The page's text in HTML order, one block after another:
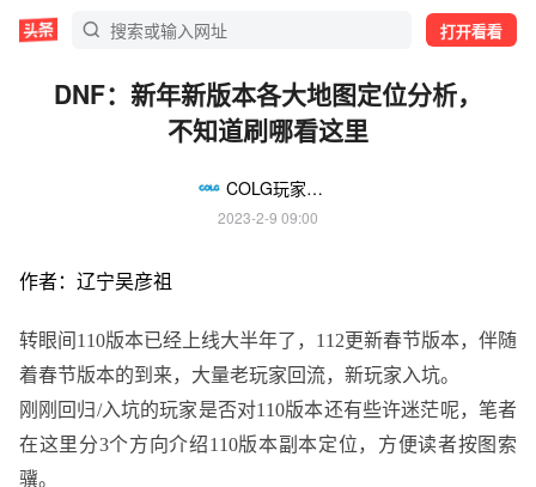
打开看看
DNF：新年新版本各大地图定位分析，
不知道刷哪看这里
COLG玩家社区
2023-2-9 09:00
作者：辽宁吴彦祖
转眼间 110版本已经上线大半年了，112更新春节版本，伴随
着春节版本的到来，大量老玩家回流，新玩家入坑。
刚刚回归/入坑的玩家是否对110版本还有些许迷茫呢，笔者
在这里分3个方向介绍110版本副本定位，方便读者按图索
骥。